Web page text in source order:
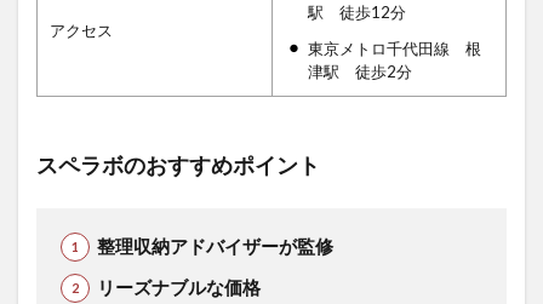
アクセス
駅 徒歩12分
東京メトロ千代田線 根
津駅 徒歩2分
スペラボのおすすめポイント
整理収納アドバイザーが監修
リーズナブルな価格